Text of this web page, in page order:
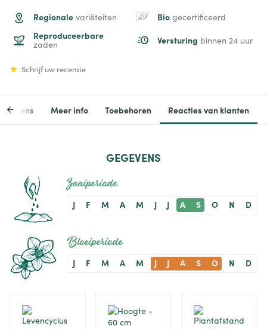
Regionale variëteiten Bio gecertificeerd
Reproduceerbare
zaden Versturing binnen 24 uur
Schrijf uw recensie
Meer info Toebehoren Reacties van klanten
GEGEVENS
Zaaiperiode
J F M A M J J A S O N D
Bloeiperiode
J F M A M J J A S O N D